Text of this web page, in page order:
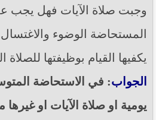
وجبت صلاة الآيات فهل يجب
المستحاضة الوضوء والاغتسال
يكفيها القيام بوظيفتها للصلاة
الجواب: في الاستحاضة
يومية او صلاة الآيات او غيرها